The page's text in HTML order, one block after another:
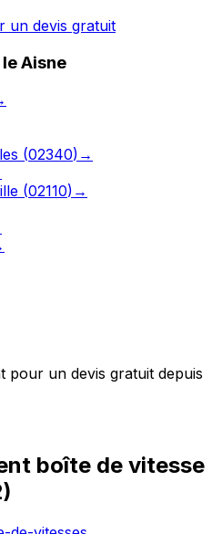
un devis gratuit
Aisne
(02340) →
(02110) →
pour un devis gratuit depuis
boîte de vitesse
)